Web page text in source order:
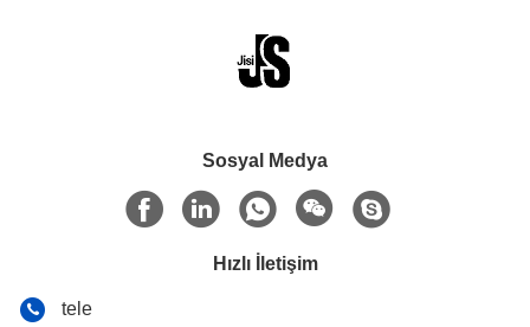
Sosyal Medya
Hızlı İletişim
tele